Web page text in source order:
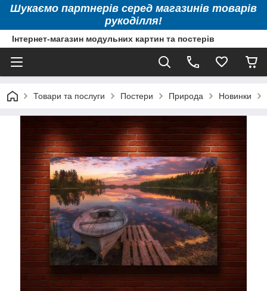
Шукаємо партнерів серед магазинів товарів
рукоділля!
Інтернет-магазин модульних картин та постерів
Товари та послуги Постери Природа Новинки